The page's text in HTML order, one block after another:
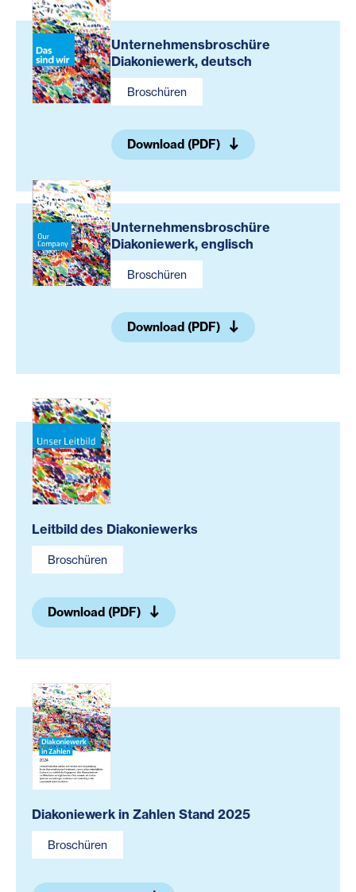
Unternehmensbroschüre
Diakoniewerk, deutsch
Broschüren
Download (PDF)
Unternehmensbroschüre
Diakoniewerk, englisch
Broschüren
Download (PDF)
Leitbild des Diakoniewerks
Broschüren
Download (PDF)
Diakoniewerk in Zahlen Stand 2025
Broschüren